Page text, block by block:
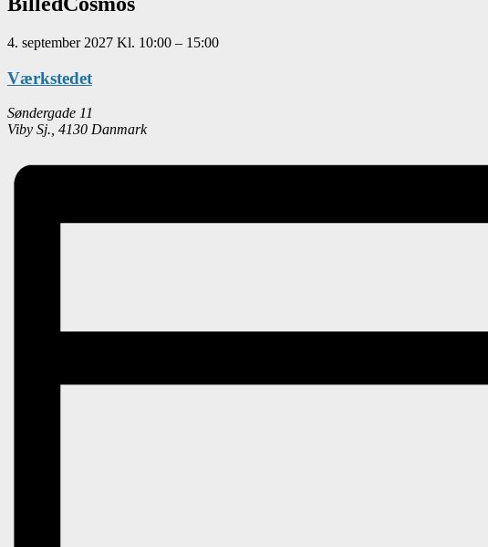
4. september 2027 Kl. 10:00 – 15:00
Værkstedet
Søndergade 11
Viby Sj. 4130 Danmark